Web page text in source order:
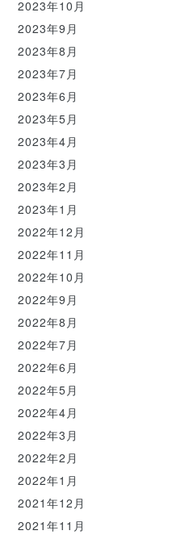
2023年10月
2023年9月
2023年8月
2023年7月
2023年6月
2023年5月
2023年4月
2023年3月
2023年2月
2023年1月
2022年12月
2022年11月
2022年10月
2022年9月
2022年8月
2022年7月
2022年6月
2022年5月
2022年4月
2022年3月
2022年2月
2022年1月
2021年12月
2021年11月